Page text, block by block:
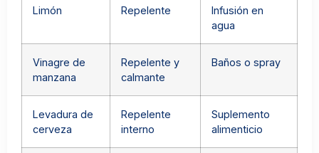
Limón Repelente
Infusión en
agua
Vinagre de
manzana
Repelente y
calmante
Baños o spray
Levadura de
cerveza
Repelente
interno
Suplemento
alimenticio